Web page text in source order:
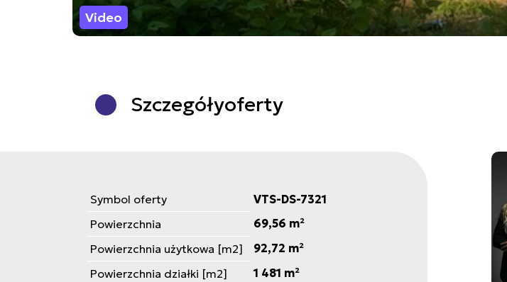
Video
Szczegółyoferty
Symbol oferty
VTS-DS-7321
Powierzchnia
69,56 m²
Powierzchnia użytkowa [m2]
92,72 m²
Powierzchnia działki [m2]
1 481 m²